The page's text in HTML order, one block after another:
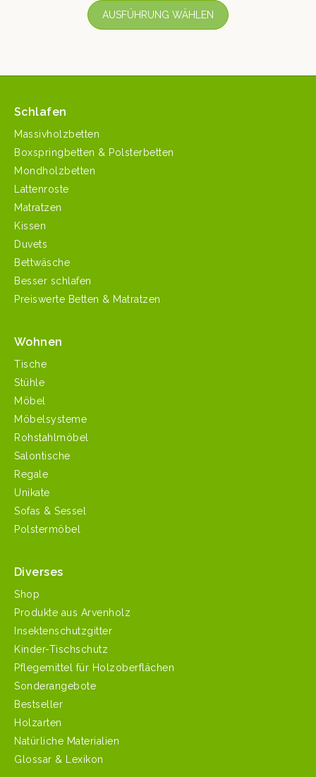
AUSFÜHRUNG WÄHLEN
Schlafen
Massivholzbetten
Boxspringbetten & Polsterbetten
Mondholzbetten
Lattenroste
Matratzen
Kissen
Duvets
Bettwäsche
Besser schlafen
Preiswerte Betten & Matratzen
Wohnen
Tische
Stühle
Möbel
Möbelsysteme
Rohstahlmöbel
Salontische
Regale
Unikate
Sofas & Sessel
Polstermöbel
Diverses
Shop
Produkte aus Arvenholz
Insektenschutzgitter
Kinder-Tischschutz
Pflegemittel für Holzoberflächen
Sonderangebote
Bestseller
Holzarten
Natürliche Materialien
Glossar & Lexikon